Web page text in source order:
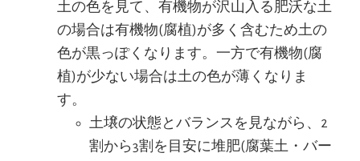
土の色を見て、有機物が沢山入る肥沃な土
の場合は有機物(腐植)が多く含むため土の
色が黒っぽくなります。一方で有機物(腐
植)が少ない場合は土の色が薄くなりま
す。
土壌の状態とバランスを見ながら、2
割から3割を目安に堆肥(腐葉土・バー